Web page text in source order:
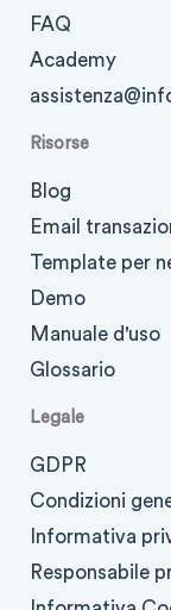
FAQ
Academy
Risorse
Blog
Email
Template per
Demo
Manuale d'uso
Glossario
Legale
GDPR
Condizioni
Informativa
Responsabile